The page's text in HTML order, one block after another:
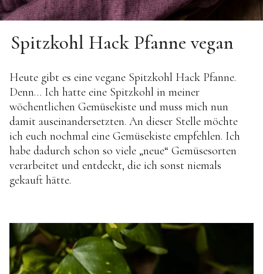
Spitzkohl Hack Pfanne vegan
Heute gibt es eine vegane Spitzkohl Hack Pfanne.
Denn… Ich hatte eine Spitzkohl in meiner
wöchentlichen Gemüsekiste und muss mich nun
damit auseinandersetzten. An dieser Stelle möchte
ich euch nochmal eine Gemüsekiste empfehlen. Ich
habe dadurch schon so viele „neue“ Gemüsesorten
verarbeitet und entdeckt, die ich sonst niemals
gekauft hätte.